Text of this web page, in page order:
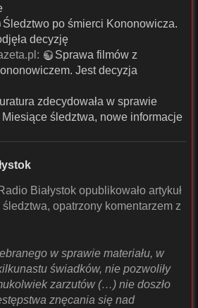
Śledztwo po śmierci Kononowicza.
decyzję
Sprawa filmów z
Jest decyzja
zdecydowała w sprawie
śledztwa, nowe informacje
Białystok opublikowało artykuł
opatrzony komentarzem z
w sprawie materiału, w
świadków, nie pozwoliły
zarzutów (…) nie doszło
znęcania się nad